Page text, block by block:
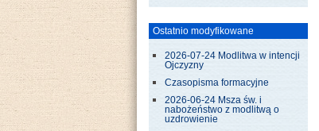
Ostatnio modyfikowane
2026-07-24 Modlitwa w intencji
Ojczyzny
Czasopisma formacyjne
2026-06-24 Msza św. i
nabożeństwo z modlitwą o
uzdrowienie